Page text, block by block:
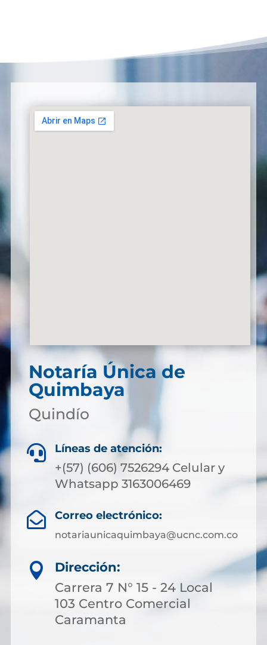
Notaría Única de
Quimbaya
Quindío
 Líneas de atención:
+(57) (606) 7526294 Celular y
Whatsapp 3163006469
 Correo electrónico:
notariaunicaquimbaya@ucnc.com.co

Dirección:
Carrera 7 N° 15 - 24 Local
103 Centro Comercial
Caramanta